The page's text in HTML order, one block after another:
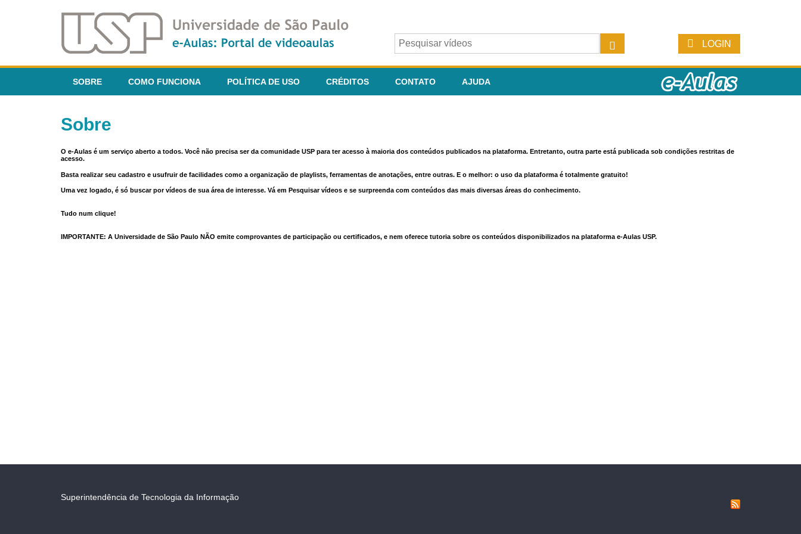
LOGIN
SOBRE COMO FUNCIONA POLÍTICA DE USO CRÉDITOS CONTATO AJUDA
Sobre
O e-Aulas é um serviço aberto a todos. Você não precisa ser da comunidade USP para ter acesso à maioria dos conteúdos publicados na plataforma. Entretanto, outra parte está publicada sob condições restritas de
acesso.
Basta realizar seu cadastro e usufruir de facilidades como a organização de playlists, ferramentas de anotações, entre outras. E o melhor: o uso da plataforma é totalmente gratuito!
Uma vez logado, é só buscar por vídeos de sua área de interesse. Vá em Pesquisar vídeos e se surpreenda com conteúdos das mais diversas áreas do conhecimento.
Tudo num clique!
IMPORTANTE: A Universidade de São Paulo NÃO emite comprovantes de participação ou certificados, e nem oferece tutoria sobre os conteúdos disponibilizados na plataforma e-Aulas USP.
Superintendência de Tecnologia da Informação